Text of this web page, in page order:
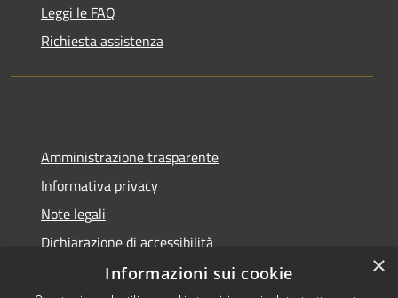
Leggi le FAQ
Richiesta assistenza
Amministrazione trasparente
Informativa privacy
Note legali
Dichiarazione di accessibilità
×
Informazioni sui cookie